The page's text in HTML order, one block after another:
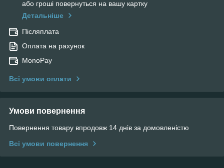
або гроші повернуться на вашу картку
Детальніше
Післяплата
Оплата на рахунок
MonoPay
Всі умови оплати
Умови повернення
Повернення товару впродовж 14 днів за домовленістю
Всі умови повернення